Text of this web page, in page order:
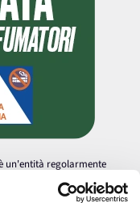
un'entità regolarmente
la vendita online di